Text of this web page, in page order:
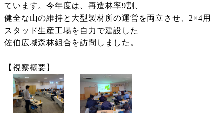
ています。今年度は、再造林率9割、
健全な山の維持と大型製材所の運営を両立させ、2×4用
スタッド生産工場を自力で建設した
佐伯広域森林組合を訪問しました。
【視察概要】